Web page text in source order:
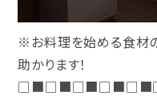
※お料理を始める食材
助かります！